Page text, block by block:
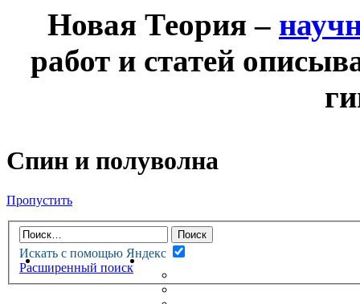
Новая Теория –
работ и статей
Спин и полуволна
Пропустить
Искать с помощью Яндекс
Расширенный поиск
НОВАЯ ТЕОРИЯФОРУМ
НЕПРОЧИТАННЫЕ